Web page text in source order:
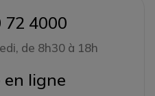
72 4000
de 8h30 à 18h
en ligne